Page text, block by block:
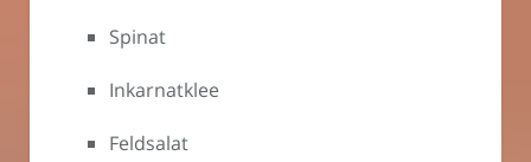
Spinat
Inkarnatklee
Feldsalat